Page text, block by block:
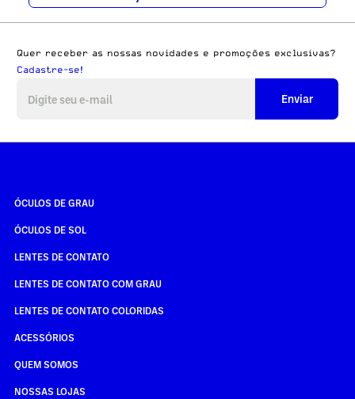
Quer receber as nossas novidades e promoções exclusivas?
Cadastre-se!
Enviar
ÓCULOS DE GRAU
ÓCULOS DE SOL
LENTES DE CONTATO
LENTES DE CONTATO COM GRAU
LENTES DE CONTATO COLORIDAS
ACESSÓRIOS
QUEM SOMOS
NOSSAS LOJAS